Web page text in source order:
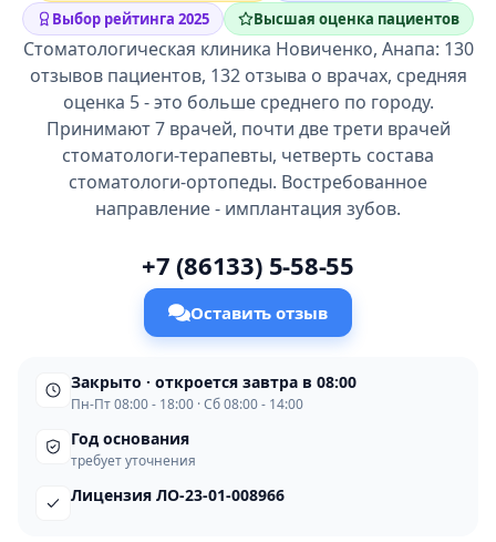
Выбор рейтинга 2025
Высшая оценка пациентов
Стоматологическая клиника Новиченко, Анапа: 130
отзывов пациентов, 132 отзыва о врачах, средняя
оценка 5 - это больше среднего по городу.
Принимают 7 врачей, почти две трети врачей
стоматологи-терапевты, четверть состава
стоматологи-ортопеды. Востребованное
направление - имплантация зубов.
+7 (86133) 5-58-55
Оставить отзыв
Закрыто · откроется завтра в 08:00
Пн-Пт 08:00 - 18:00 · Сб 08:00 - 14:00
Год основания
требует уточнения
Лицензия ЛО-23-01-008966